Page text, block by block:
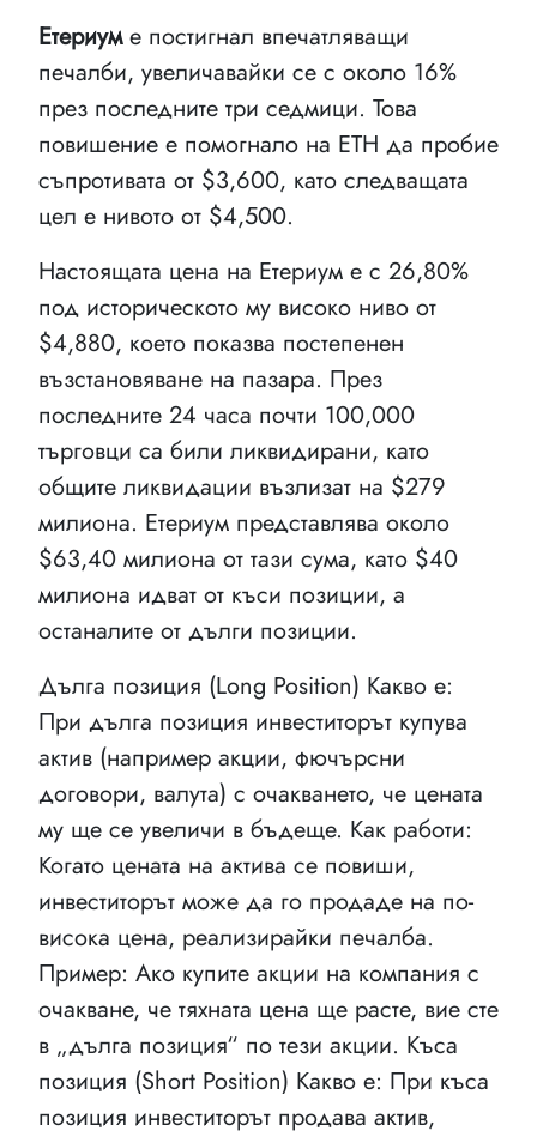
Етериуме постигнал впечатляващи
печалби, увеличавайки се с около 16%
през последните три седмици. Това
повишение е помогнало на ETH да пробие
съпротивата от $3,600, като следващата
цел е нивото от $4,500.
Настоящата цена на Етериум е с 26,80%
под историческото му високо ниво от
$4,880, което показва постепенен
възстановяване на пазара. През
последните 24 часа почти 100,000
търговци са били ликвидирани, като
общите ликвидации възлизат на $279
милиона. Етериум представлява около
$63,40 милиона от тази сума, като $40
милиона идват от къси позиции, а
останалите от дълги позиции.
Дълга позиция (Long Position) Какво е:
При дълга позиция инвеститорът купува
актив (например акции, фючърсни
договори, валута) с очакването, че цената
му ще се увеличи в бъдеще. Как работи:
Когато цената на актива се повиши,
инвеститорът може да го продаде на по-
висока цена, реализирайки печалба.
Пример: Ако купите акции на компания с
очакване, че тяхната цена ще расте, вие сте
в „дълга позиция“ по тези акции. Къса
позиция (Short Position) Какво е: При къса
позиция инвеститорът продава актив,